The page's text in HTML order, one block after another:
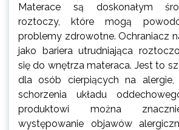
Materace są doskonałym
roztoczy, które mogą
problemy zdrowotne. Ochraniacz
jako bariera utrudniająca
się do wnętrza materaca. Jest to
dla osób cierpiących na
schorzenia układu
produktowi można
występowanie objawów